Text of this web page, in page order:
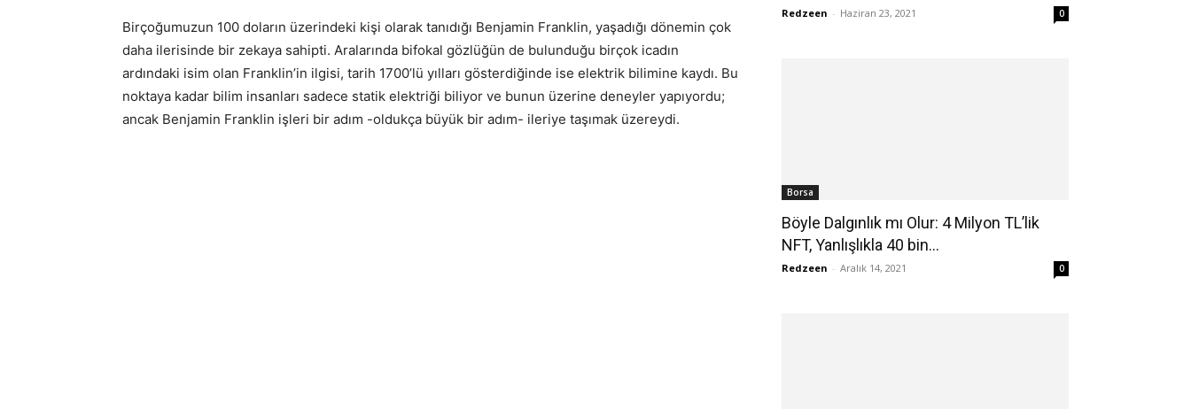
Birçoğumuzun 100 doların üzerindeki kişi olarak tanıdığı Benjamin Franklin, yaşadığı dönemin çok
daha ilerisinde bir zekaya sahipti. Aralarında bifokal gözlüğün de bulunduğu birçok icadın
ardındaki isim olan Franklin’in ilgisi, tarih 1700’lü yılları gösterdiğinde ise elektrik bilimine kaydı. Bu
noktaya kadar bilim insanları sadece statik elektriği biliyor ve bunun üzerine deneyler yapıyordu;
ancak Benjamin Franklin işleri bir adım -oldukça büyük bir adım- ileriye taşımak üzereydi.
Redzeen - Haziran 23, 2021 0
Borsa
Böyle Dalgınlık mı Olur: 4 Milyon TL’lik
NFT, Yanlışlıkla 40 bin...
Redzeen - Aralık 14, 2021 0